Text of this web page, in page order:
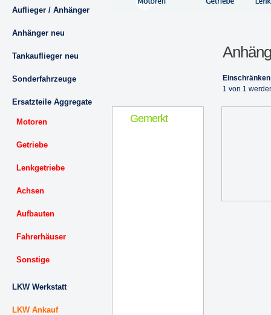
Auflieger / Anhänger
Anhänger neu
Tankauflieger neu
Sonderfahrzeuge
Ersatzteile Aggregate
Motoren
Getriebe
Lenkgetriebe
Achsen
Aufbauten
Fahrerhäuser
Sonstige
LKW Werkstatt
LKW Ankauf
1 von 1
Gemerkt